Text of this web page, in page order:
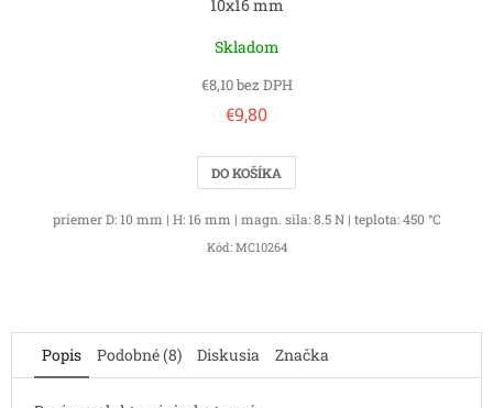
10x16 mm
Skladom
€8,10 bez DPH
€9,80
DO KOŠÍKA
priemer D: 10 mm | H: 16 mm | magn. sila: 8.5 N | teplota: 450 °C
Kód: MC10264
Popis Podobné (8) Diskusia Značka